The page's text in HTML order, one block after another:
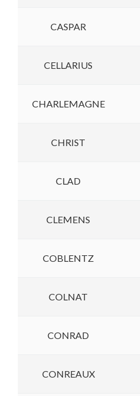
CASPAR
CELLARIUS
CHARLEMAGNE
CHRIST
CLAD
CLEMENS
COBLENTZ
COLNAT
CONRAD
CONREAUX